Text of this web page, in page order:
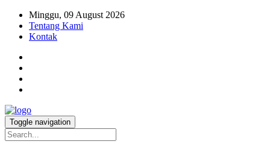
Minggu, 09 August 2026
Tentang Kami
Kontak
Toggle navigation